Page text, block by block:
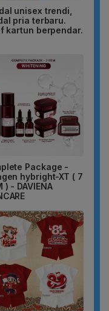
unisex trendi,
pria terbaru.
kartun berpendar.
Package -
hybright-XT ( 7
) - DAVIENA